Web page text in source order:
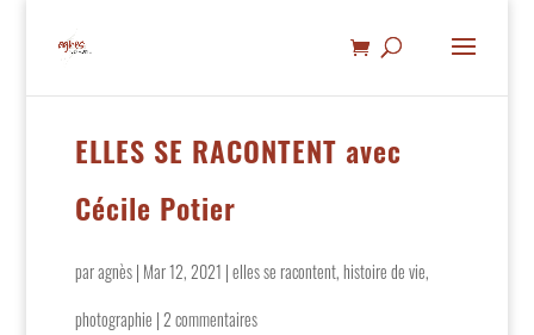
ELLES SE RACONTENT avec
Cécile Potier
paragnès| Mar 12, 2021 |elles se racontent,histoire de vie,
photographie |2 commentaires